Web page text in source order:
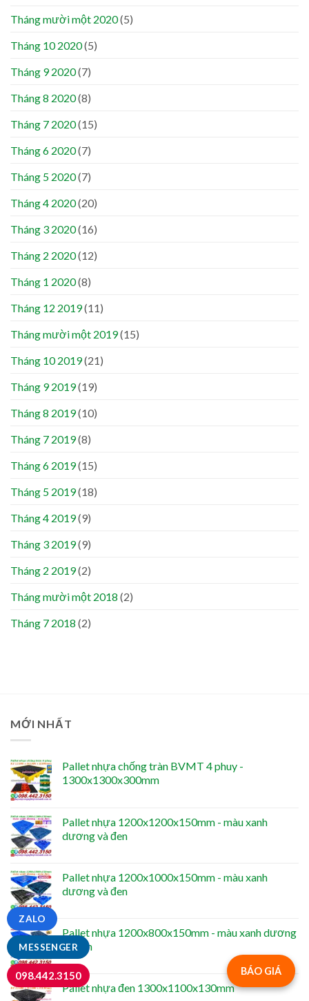
Tháng mười một 2020(5)
Tháng 10 2020(5)
Tháng 9 2020(7)
Tháng 8 2020(8)
Tháng 7 2020(15)
Tháng 6 2020(7)
Tháng 5 2020(7)
Tháng 4 2020(20)
Tháng 3 2020(16)
Tháng 2 2020(12)
Tháng 1 2020(8)
Tháng 12 2019(11)
Tháng mười một 2019(15)
Tháng 10 2019(21)
Tháng 9 2019(19)
Tháng 8 2019(10)
Tháng 7 2019(8)
Tháng 6 2019(15)
Tháng 5 2019(18)
Tháng 4 2019(9)
Tháng 3 2019(9)
Tháng 2 2019(2)
Tháng mười một 2018 (2)
Tháng 7 2018 (2)
MỚI NHẤT
Pallet nhựa chống tràn BVMT 4 phuy -
1300x1300x300mm
Pallet nhựa 1200x1200x150mm - màu xanh
dương và đen
Pallet nhựa 1200x1000x150mm - màu xanh
dương và đen
Pallet nhựa 1200x800x150mm - màu xanh dương
và đen
Pallet nhựa đen 1300x1100x130mm
BÁO GIÁ
MESSENGER
ZALO
098.442.3150